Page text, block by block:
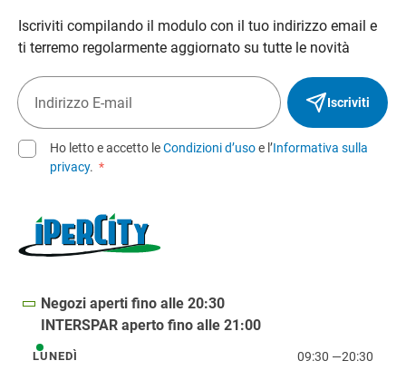
Iscriviti compilando il modulo con il tuo indirizzo email e
ti terremo regolarmente aggiornato su tutte le novità
Iscriviti
Ho letto e accetto leCondizioni d’usoe l’Informativa sulla
privacy. *
Negozi aperti fino alle 20:30
INTERSPAR aperto fino alle 21:00
lunedì
LUNEDÌ 09:30 —20:30